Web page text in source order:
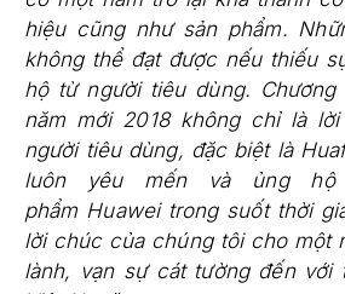
hiệu cũng như sản phẩm.
không thể đạt được nếu thiếu
hộ từ người tiêu dùng.
năm mới 2018 không chỉ là
người tiêu dùng, đặc biệt là
luôn yêu mến và ủng hộ
phẩm Huawei trong suốt thời
lời chúc của chúng tôi cho một
lành, vạn sự cát tường đến với